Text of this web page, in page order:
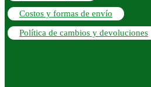
Costos y formas de envío
Política de cambios y devoluciones